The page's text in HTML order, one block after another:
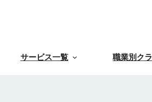
サービス一覧 職業別ク